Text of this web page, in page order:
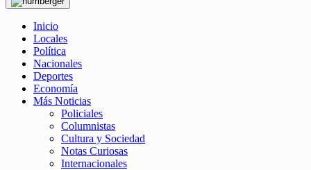
Inicio
Locales
Política
Nacionales
Deportes
Economía
Más Noticias
Policiales
Columnistas
Cultura y Sociedad
Notas Curiosas
Internacionales